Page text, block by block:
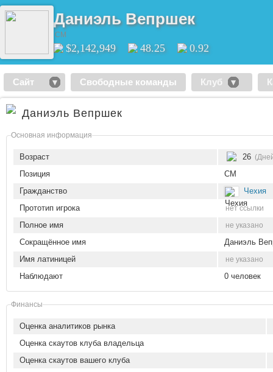
Даниэль Вепршек
CM
$2,142,949 48.25 0.92
Сайт Свободные команды Клуб
Даниэль Вепршек
Основная информация
Возраст 26
Позиция
CM
Гражданство
Чехия
Прототип игрока
нет ссылки
Полное имя не указано
Сокращённое имя
Даниэль
Имя латиницей
не указано
Наблюдают 0 человек
Финансы
Оценка аналитиков рынка
Оценка скаутов клуба владельца
Оценка скаутов вашего клуба